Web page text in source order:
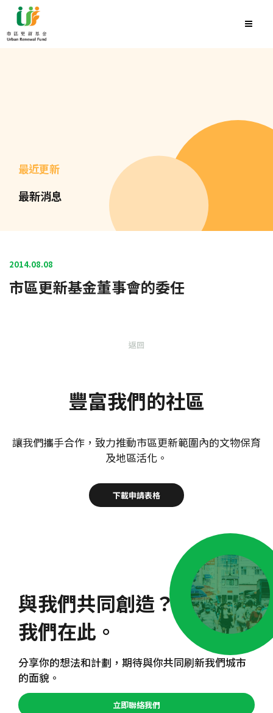
最近更新
最新消息
2014.08.08
市區更新基金董事會的委任
返回
豐富我們的社區
讓我們攜手合作，致力推動市區更新範圍內的文物保育
及地區活化。
下載申請表格
與我們共同創造？
我們在此。
分享你的想法和計劃，期待與你共同刷新我們城市
的面貌。
立即聯絡我們